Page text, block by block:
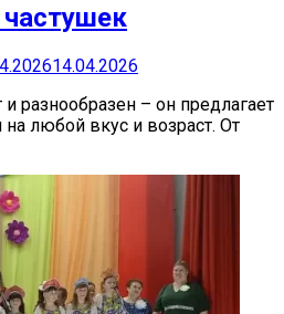
14.04.2026
разнообразен – он предлагает
любой вкус и возраст. От